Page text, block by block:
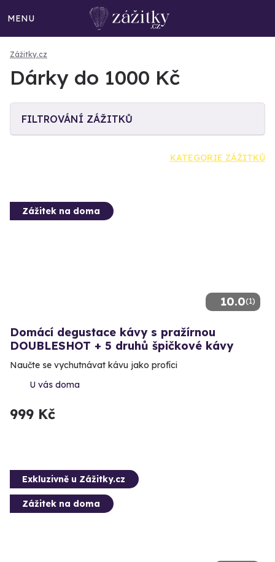
MENU
Zážitky.cz
Dárky do 1000 Kč
FILTROVÁNÍ ZÁŽITKŮ
KATEGORIE ZÁŽITKŮ
10.0(1)
Zážitek na doma
Domácí degustace kávy s pražírnou
DOUBLESHOT + 5 druhů špičkové kávy
Naučte se vychutnávat kávu jako profíci
U vás doma
999 Kč
Exkluzivně u Zážitky.cz
Zážitek na doma